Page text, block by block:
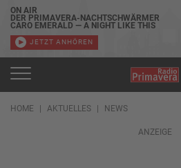
ON AIR
DER PRIMAVERA-NACHTSCHWÄRMER
CARO EMERALD — A NIGHT LIKE THIS
JETZT ANHÖREN
HOME AKTUELLES NEWS
ANZEIGE